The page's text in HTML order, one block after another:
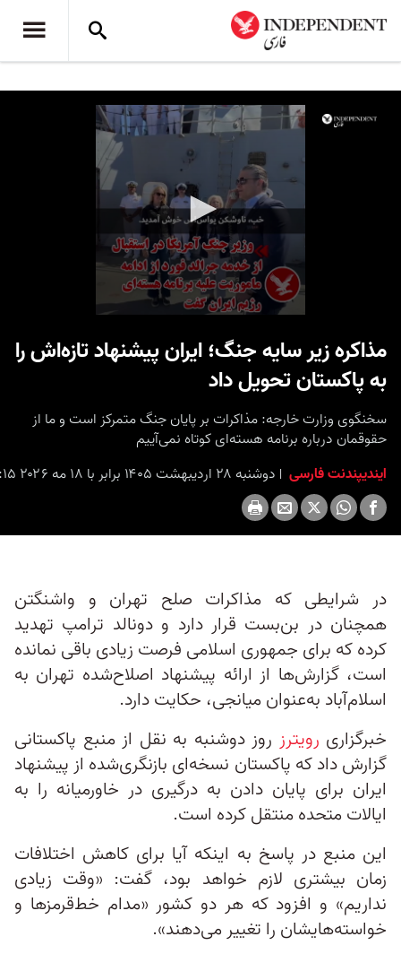
of
1
مذاکره زیر سایه جنگ؛ ایران پیشنهاد تازه‌اش را
به پاکستان تحویل داد
سخنگوی وزارت خارجه: مذاکرات بر پایان جنگ متمرکز است و ما از
حقوقمان درباره برنامه هسته‌ای کوتاه نمی‌آییم
ایندیپندنت فارسی
دوشنبه ۲۸ اردیبهشت ۱۴۰۵ برابر با ۱۸ مه ۲۰۲۶ ۱۴:۱۵
در شرایطی که مذاکرات صلح تهران و واشنگتن
همچنان در بن‌بست قرار دارد و دونالد ترامپ تهدید
کرده که برای جمهوری اسلامی فرصت زیادی باقی نمانده
است، گزارش‌ها از ارائه پیشنهاد اصلاح‌شده تهران به
اسلام‌آباد به‌عنوان میانجی، حکایت دارد.
خبرگزاری رویترز روز دوشنبه به نقل از منبع پاکستانی
گزارش داد که پاکستان نسخه‌ای بازنگری‌شده از پیشنهاد
ایران برای پایان دادن به درگیری در خاورمیانه را به
ایالات متحده منتقل کرده است.
این منبع در پاسخ به اینکه آیا برای کاهش اختلافات
زمان بیشتری لازم خواهد بود، گفت: «وقت زیادی
نداریم» و افزود که هر دو کشور «مدام خط‌قرمزها و
خواسته‌هایشان را تغییر می‌دهند».